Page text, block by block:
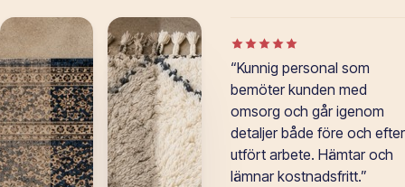
Betyg: 5 av 5 i Google-
“Kunnig personal som
bemöter kunden med
omsorg och går igenom
detaljer både före och efter
utfört arbete. Hämtar och
lämnar kostnadsfritt.”